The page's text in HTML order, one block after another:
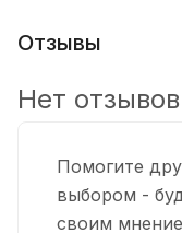
Отзывы
Помогите
выбором -
своим
Нет отзывов